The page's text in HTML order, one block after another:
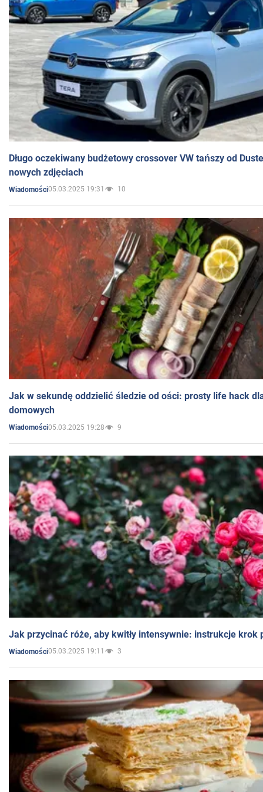
Długo oczekiwany budżetowy crossover VW tańszy od
nowych zdjęciach
Wiadomości05.03.2025 19:31 10
Jak w sekundę oddzielić śledzie od ości: prosty life hack
domowych
Wiadomości05.03.2025 19:28 9
Jak przycinać róże, aby kwitły intensywnie: instrukcje krok
Wiadomości05.03.2025 19:11 3